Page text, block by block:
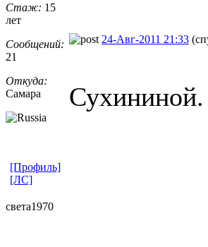
Стаж: 15
лет
Сообщений:
21
Откуда:
Самара
24-Авг-2011 21:33
Сухининой.
[Профиль]
[ЛС]
света1970